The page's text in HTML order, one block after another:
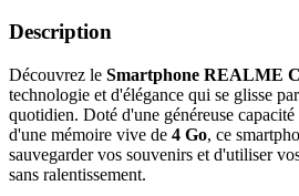
Description
Découvrez le Smartphone REALME
technologie et d'élégance qui se glisse
quotidien. Doté d'une généreuse capacité
d'une mémoire vive de 4 Go, ce
sauvegarder vos souvenirs et d'utiliser
sans ralentissement.